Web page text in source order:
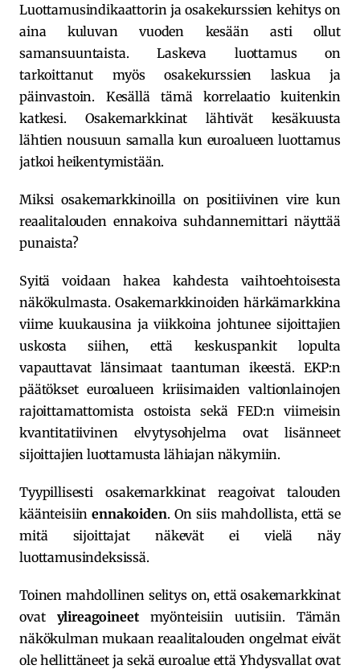
Luottamusindikaattorin ja osakekurssien kehitys on
aina kuluvan vuoden kesään asti ollut
samansuuntaista. Laskeva luottamus on
tarkoittanut myös osakekurssien laskua ja
päinvastoin. Kesällä tämä korrelaatio kuitenkin
katkesi. Osakemarkkinat lähtivät kesäkuusta
lähtien nousuun samalla kun euroalueen luottamus
jatkoi heikentymistään.
Miksi osakemarkkinoilla on positiivinen vire kun
reaalitalouden ennakoiva suhdannemittari näyttää
punaista?
Syitä voidaan hakea kahdesta vaihtoehtoisesta
näkökulmasta. Osakemarkkinoiden härkämarkkina
viime kuukausina ja viikkoina johtunee sijoittajien
uskosta siihen, että keskuspankit lopulta
vapauttavat länsimaat taantuman ikeestä. EKP:n
päätökset euroalueen kriisimaiden valtionlainojen
rajoittamattomista ostoista sekä FED:n viimeisin
kvantitatiivinen elvytysohjelma ovat lisänneet
sijoittajien luottamusta lähiajan näkymiin.
Tyypillisesti osakemarkkinat reagoivat talouden
käänteisiinennakoiden. On siis mahdollista, että se
mitä sijoittajat näkevät ei vielä näy
luottamusindeksissä.
Toinen mahdollinen selitys on, että osakemarkkinat
ovat ylireagoineetmyönteisiin uutisiin. Tämän
näkökulman mukaan reaalitalouden ongelmat eivät
ole hellittäneet ja sekä euroalue että Yhdysvallat ovat